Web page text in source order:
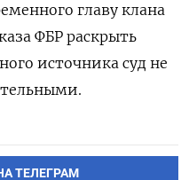
главу клана
ФБР раскрыть
источника суд не
ТЕЛЕГРАМ